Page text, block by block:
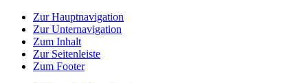
Zur Hauptnavigation
Zur Unternavigation
Zum Inhalt
Zur Seitenleiste
Zum Footer